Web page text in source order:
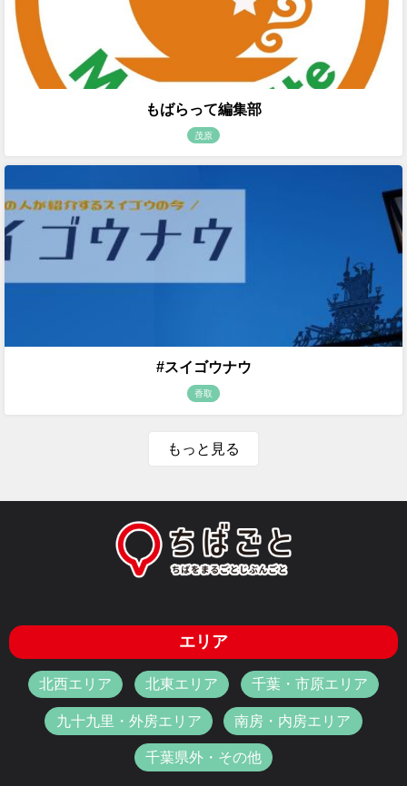
もばらって編集部
茂原
#スイゴウナウ
香取
もっと見る
エリア
北西エリア 北東エリア 千葉・市原エリア
九十九里・外房エリア 南房・内房エリア
千葉県外・その他